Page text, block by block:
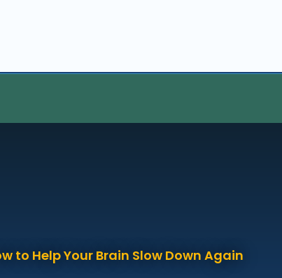
to Help Your Brain Slow Down Again